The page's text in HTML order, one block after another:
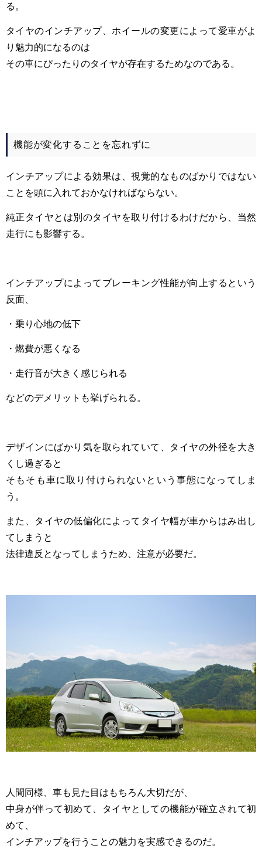
る。
タイヤのインチアップ、ホイールの変更によって愛車がよ
り魅力的になるのは
その車にぴったりのタイヤが存在するためなのである。
機能が変化することを忘れずに
インチアップによる効果は、視覚的なものばかりではない
ことを頭に入れておかなければならない。
純正タイヤとは別のタイヤを取り付けるわけだから、当然
走行にも影響する。
インチアップによってブレーキング性能が向上するという
反面、
・乗り心地の低下
・燃費が悪くなる
・走行音が大きく感じられる
などのデメリットも挙げられる。
デザインにばかり気を取られていて、タイヤの外径を大き
くし過ぎると
そもそも車に取り付けられないという事態になってしま
う。
また、タイヤの低偏化によってタイヤ幅が車からはみ出し
てしまうと
法律違反となってしまうため、注意が必要だ。
人間同様、車も見た目はもちろん大切だが、
中身が伴って初めて、タイヤとしての機能が確立されて初
めて、
インチアップを行うことの魅力を実感できるのだ。